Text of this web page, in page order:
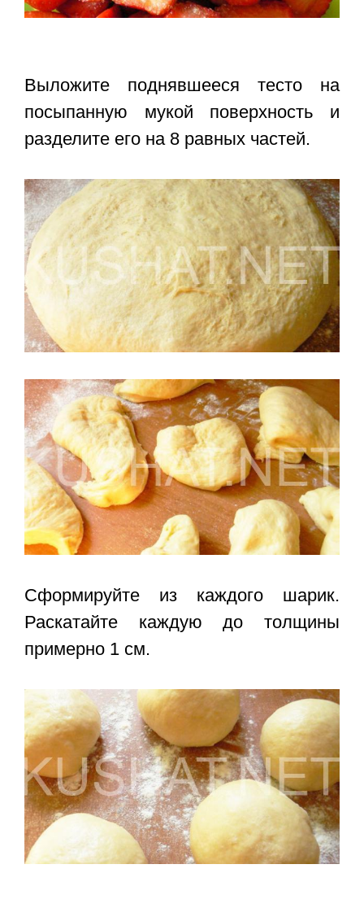
Выложите поднявшееся тесто на
посыпанную мукой поверхность и
разделите его на 8 равных частей.
Сформируйте из каждого шарик.
Раскатайте каждую до толщины
примерно 1 см.